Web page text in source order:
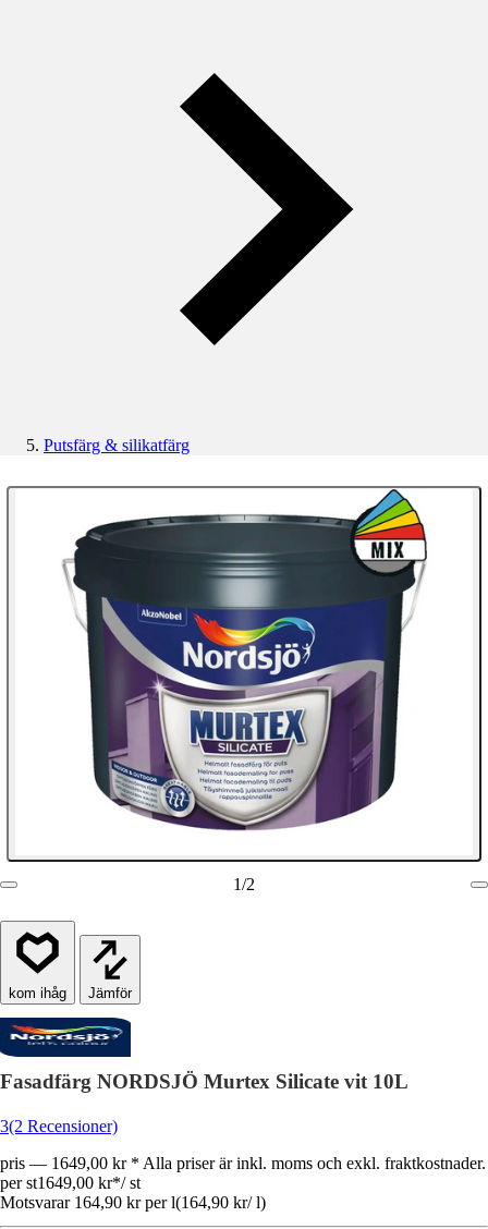
Putsfärg & silikatfärg
1/2
Jämför
Fasadfärg NORDSJÖ Murtex Silicate vit 10L
3(2 Recensioner)
pris — 1649,00 kr * Alla priser är inkl. moms och exkl. fraktkostnader.
per st1649,00 kr*/ st
Motsvarar 164,90 kr per l(164,90 kr/ l)